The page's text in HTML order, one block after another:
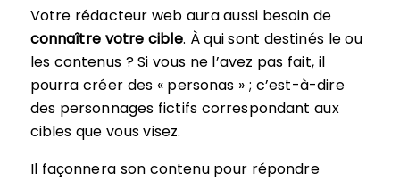
Votre rédacteur web aura aussi besoin de
connaître votre cible. À qui sont destinés le ou
les contenus ? Si vous ne l’avez pas fait, il
pourra créer des « personas » ; c’est-à-dire
des personnages fictifs correspondant aux
cibles que vous visez.
Il façonnera son contenu pour répondre